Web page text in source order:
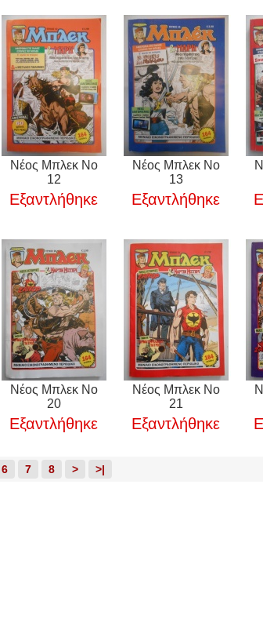
Νέος Μπλεκ Νο
12
Εξαντλήθηκε
Νέος Μπλεκ Νο
13
Εξαντλήθηκε
Νέος Μπλεκ Νο
20
Εξαντλήθηκε
Νέος Μπλεκ Νο
21
Εξαντλήθηκε
6 7 8 > >|